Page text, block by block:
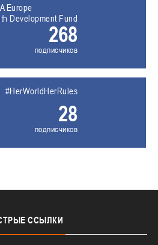
Europe
Development Fund
268
подписчиков
#HerWorldHerRules
28
подписчиков
ССЫЛКИ